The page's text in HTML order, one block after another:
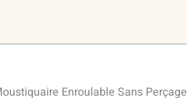
Enroulable Sans Perçage